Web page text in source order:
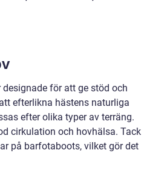
för att ge stöd och
efterlikna hästens naturliga
efter olika typer av terräng.
cirkulation och hovhälsa. Tack
på barfotaboots, vilket gör det